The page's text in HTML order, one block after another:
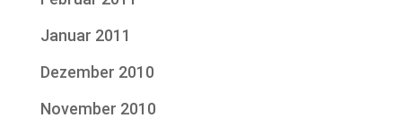
Januar 2011
Dezember 2010
November 2010